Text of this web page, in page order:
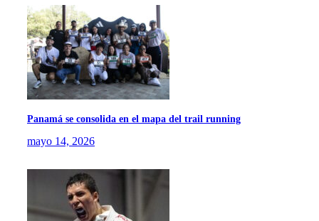
Panamá se consolida en el mapa del trail running
mayo 14, 2026